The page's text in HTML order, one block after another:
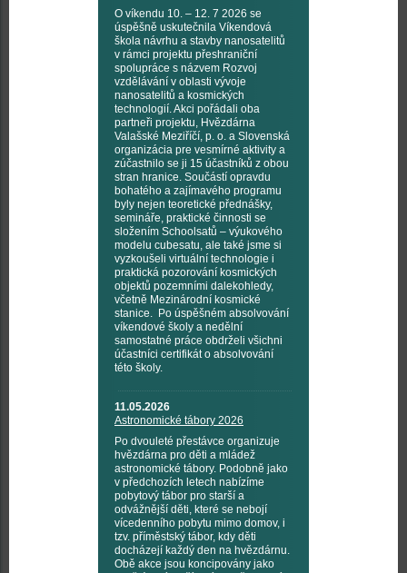
O víkendu 10. – 12. 7 2026 se
úspěšně uskutečnila Víkendová
škola návrhu a stavby nanosatelitů
v rámci projektu přeshraniční
spolupráce s názvem Rozvoj
vzdělávání v oblasti vývoje
nanosatelitů a kosmických
technologií. Akci pořádali oba
partneři projektu, Hvězdárna
Valašské Meziříčí, p. o. a Slovenská
organizácia pre vesmírné aktivity a
zúčastnilo se ji 15 účastníků z obou
stran hranice. Součástí opravdu
bohatého a zajímavého programu
byly nejen teoretické přednášky,
semináře, praktické činnosti se
složením Schoolsatů – výukového
modelu cubesatu, ale také jsme si
vyzkoušeli virtuální technologie i
praktická pozorování kosmických
objektů pozemními dalekohledy,
včetně Mezinárodní kosmické
stanice. Po úspěšném absolvování
víkendové školy a nedělní
samostatné práce obdrželi všichni
účastníci certifikát o absolvování
této školy.
11.05.2026
Astronomické tábory 2026
Po dvouleté přestávce organizuje
hvězdárna pro děti a mládež
astronomické tábory. Podobně jako
v předchozích letech nabízíme
pobytový tábor pro starší a
odvážnější děti, které se nebojí
vícedenního pobytu mimo domov, i
tzv. příměstský tábor, kdy děti
docházejí každý den na hvězdárnu.
Obě akce jsou koncipovány jako